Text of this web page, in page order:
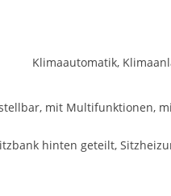
Klimaautomatik,
mit Multifunktionen,
hinten geteilt,